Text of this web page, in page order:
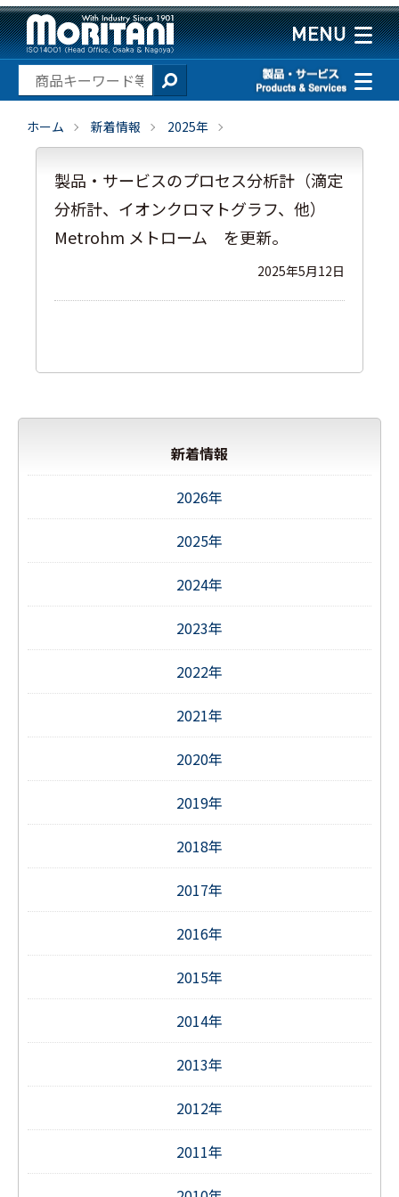
ホーム 新着情報 2025年
製品・サービスのプロセス分析計（滴定
分析計、イオンクロマトグラフ、他）
Metrohm メトローム を更新。
2025年5月12日
新着情報
2026年
2025年
2024年
2023年
2022年
2021年
2020年
2019年
2018年
2017年
2016年
2015年
2014年
2013年
2012年
2011年